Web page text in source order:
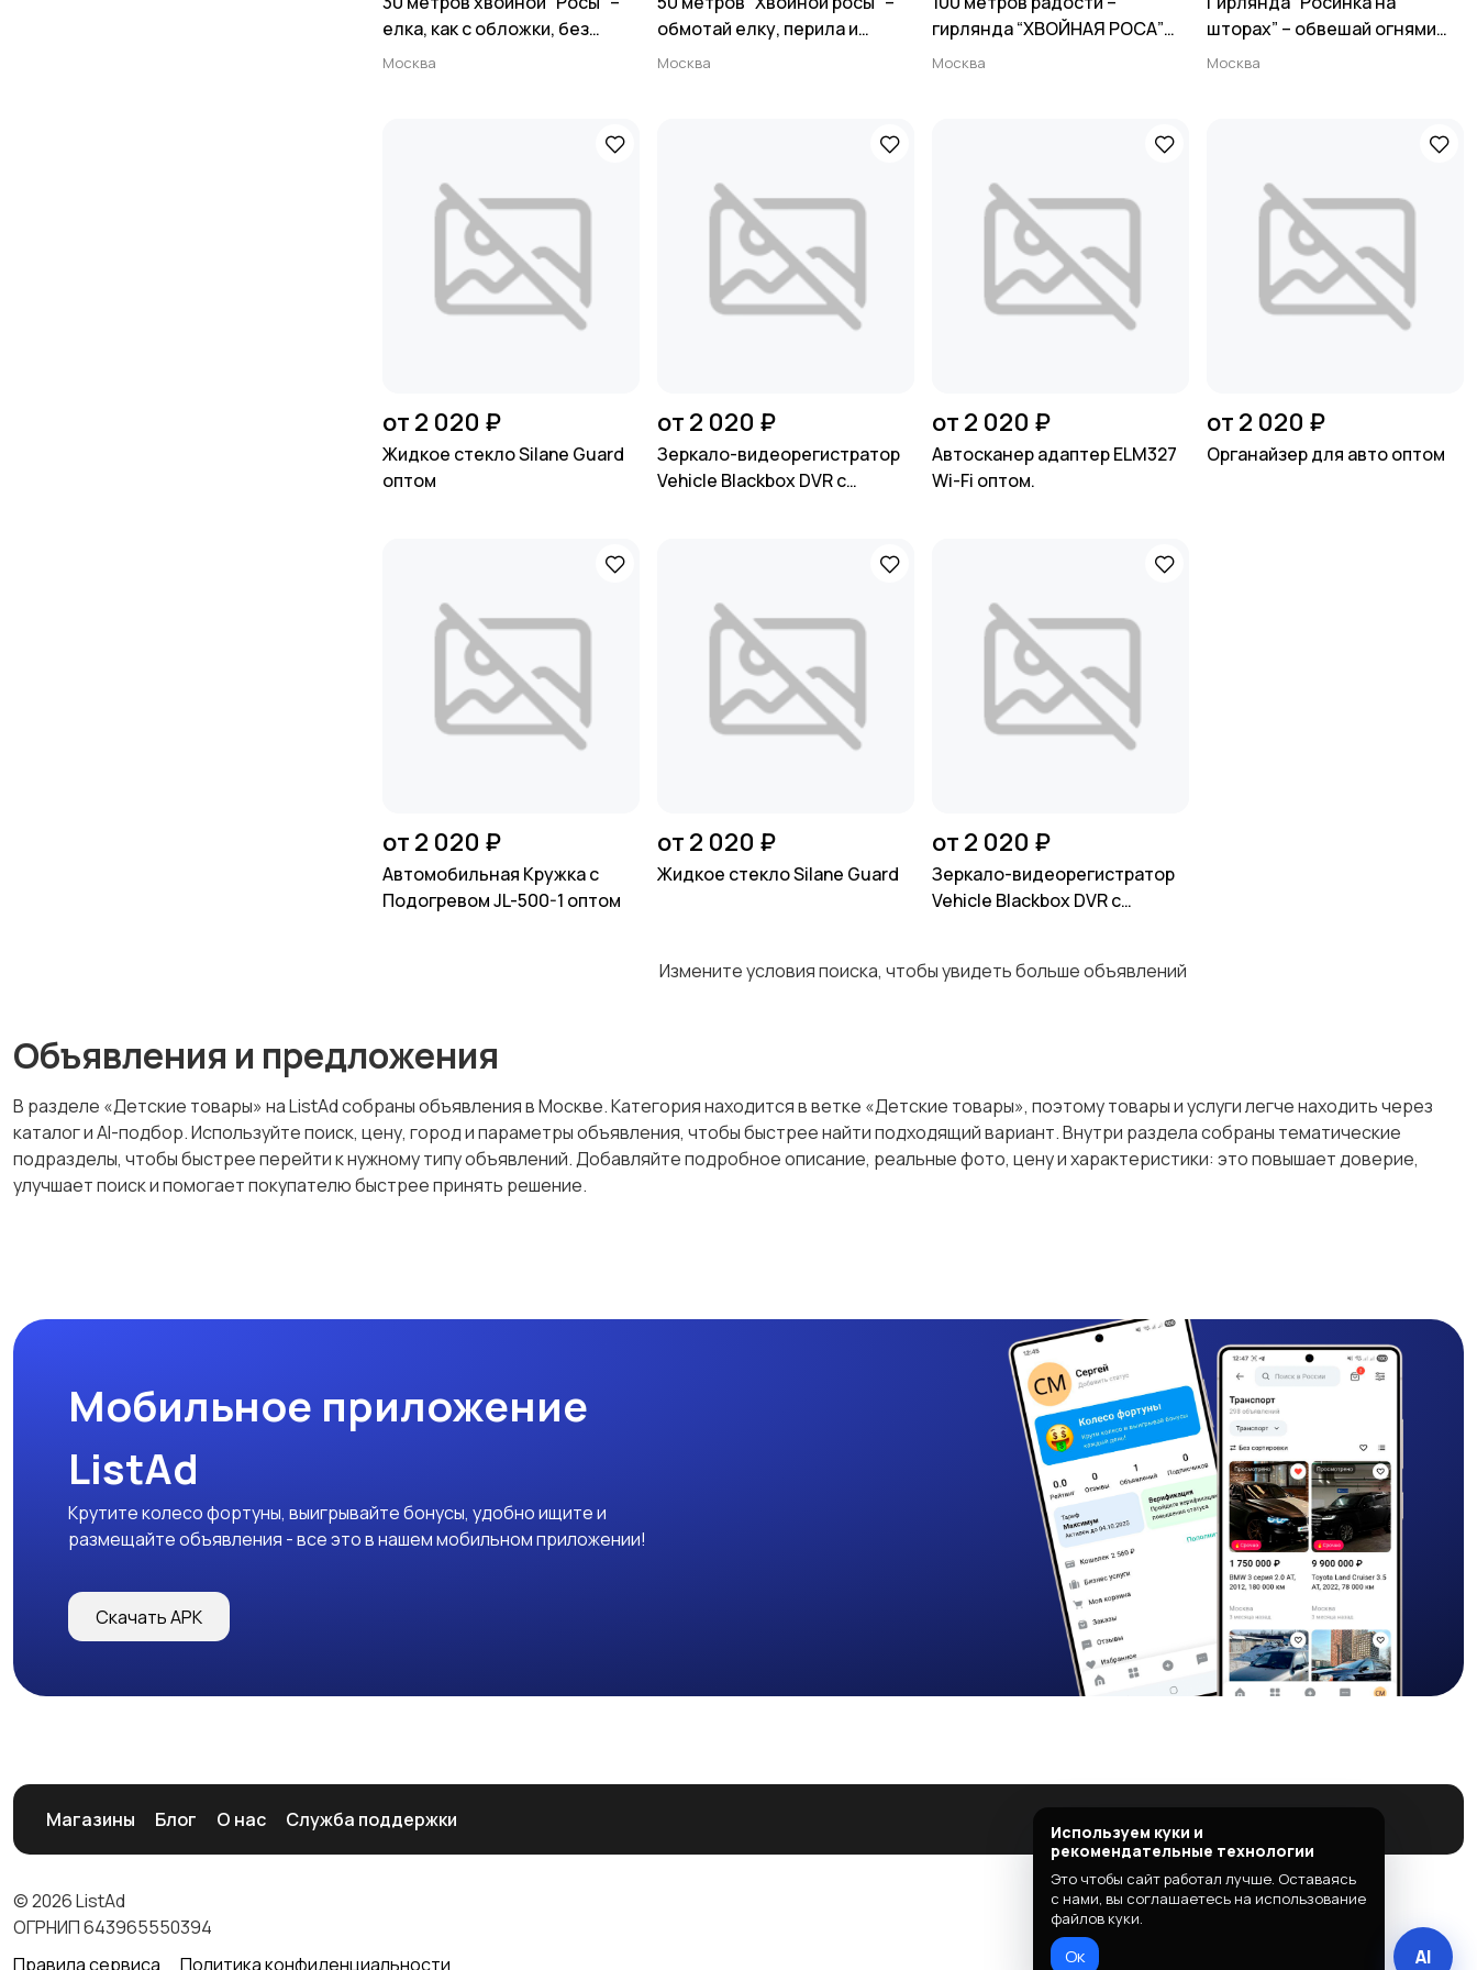
елка, как с обложки, без
удара по кошельку 🌲✨
Москва
обмотай елку, перила и
настроение тёплым светом
Москва
гирлянда “ХВОЙНАЯ РОСА”
для тех, кто хочет, чтобы
Москва
шторах” – обвешай огнями
КАЖДОЕ окно, не разоряясь
Москва
от 2 020 ₽
Жидкое стекло Silane Guard
оптом
от 2 020 ₽
Зеркало-видеорегистратор
Vehicle Blackbox DVR с
от 2 020 ₽
Автосканер адаптер ELM327
Wi-Fi оптом.
от 2 020 ₽
Органайзер для авто оптом
от 2 020 ₽
Автомобильная Кружка с
Подогревом JL-500-1 оптом
от 2 020 ₽
Жидкое стекло Silane Guard
от 2 020 ₽
Зеркало-видеорегистратор
Vehicle Blackbox DVR с
Измените условия поиска, чтобы увидеть больше объявлений
Объявления и предложения
В разделе «Детские товары» на ListAd собраны объявления в Москве. Категория находится в ветке «Детские товары», поэтому товары и услуги легче находить через
каталог и AI-подбор. Используйте поиск, цену, город и параметры объявления, чтобы быстрее найти подходящий вариант. Внутри раздела собраны тематические
подразделы, чтобы быстрее перейти к нужному типу объявлений. Добавляйте подробное описание, реальные фото, цену и характеристики: это повышает доверие,
улучшает поиск и помогает покупателю быстрее принять решение.
Мобильное приложение
ListAd
Крутите колесо фортуны, выигрывайте бонусы, удобно ищите и
размещайте объявления - все это в нашем мобильном приложении!
Скачать APK
Магазины Блог О нас Служба поддержки
© 2026 ListAd
ОГРНИП 643965550394
Правила сервиса
Политика конфиденциальности
Используем куки и
рекомендательные технологии
Это чтобы сайт работал лучше. Оставаясь
с нами, вы соглашаетесь на использование
файлов куки.
Ок AI